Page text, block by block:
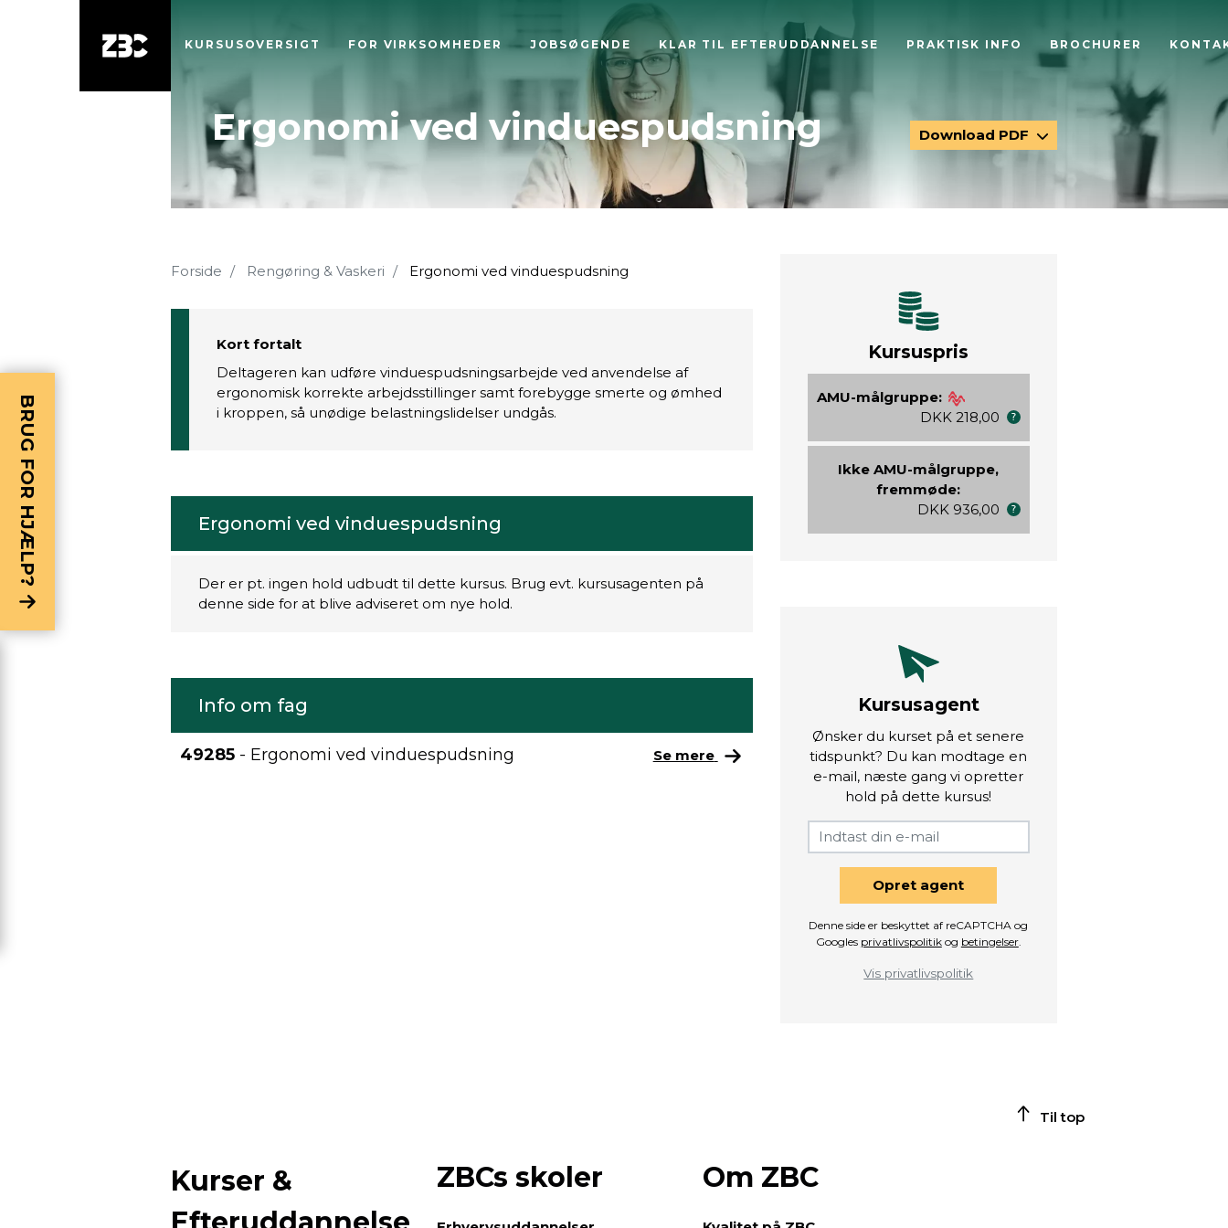
KURSUSOVERSIGT FOR VIRKSOMHEDER JOBSØGENDE KLAR TIL EFTERUDDANNELSE PRAKTISK INFO BROCHURER
Ergonomi ved vinduespudsning Download PDF
Forside Rengøring & Vaskeri Ergonomi ved vinduespudsning
Kort fortalt
Deltageren kan udføre vinduespudsningsarbejde ved anvendelse af
ergonomisk korrekte arbejdsstillinger samt forebygge smerte og ømhed
i kroppen, så unødige belastningslidelser undgås.
Ergonomi ved vinduespudsning
Der er pt. ingen hold udbudt til dette kursus. Brug evt. kursusagenten på
denne side for at blive adviseret om nye hold.
Info om fag
49285 - Ergonomi ved vinduespudsning Se mere
Kursuspris
AMU-målgruppe:
DKK 218,00
Ikke AMU-målgruppe,
fremmøde:
DKK 936,00
Kursusagent
Ønsker du kurset på et senere
tidspunkt? Du kan modtage en
e-mail, næste gang vi opretter
hold på dette kursus!
Opret agent
Denne side er beskyttet af reCAPTCHA og
Googles privatlivspolitikog betingelser.
Vis privatlivspolitik
BRUG FOR HJÆLP?
Til top
Kurser &
ZBCs skoler Om ZBC